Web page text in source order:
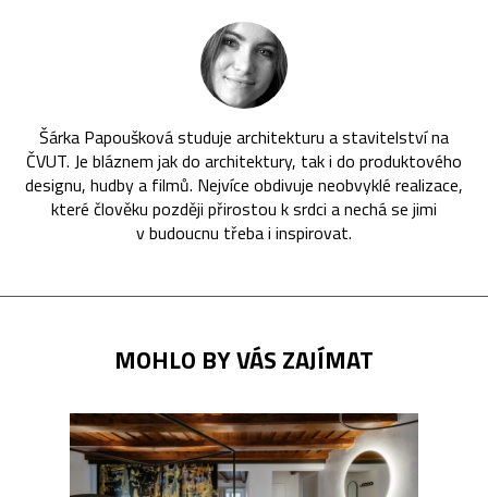
Šárka Papoušková studuje architekturu a stavitelství na
ČVUT. Je bláznem jak do architektury, tak i do produktového
designu, hudby a filmů. Nejvíce obdivuje neobvyklé realizace,
které člověku později přirostou k srdci a nechá se jimi
v budoucnu třeba i inspirovat.
MOHLO BY VÁS ZAJÍMAT